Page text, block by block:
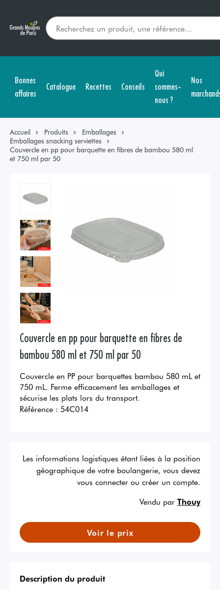
Bonnes
affaires
Catalogue Recettes Conseils
Qui
sommes-
nous ?
Nos
Accueil Produits
Emballages
Emballages snacking serviettes
Couvercle en pp pour barquette en fibres de bambou 580 ml
et 750 ml par 50
Couvercle en pp pour barquette en fibres de
bambou 580 ml et 750 ml par 50
Couvercle en PP pour barquettes bambou 580 mL et
750 mL. Ferme efficacement les emballages et
sécurise les plats lors du transport.
Référence : 54C014
Les informations logistiques étant liées à la position
géographique de votre boulangerie, vous devez
vous connecter ou créer un compte.
Vendu par Thouy
Voir le prix
Description du produit